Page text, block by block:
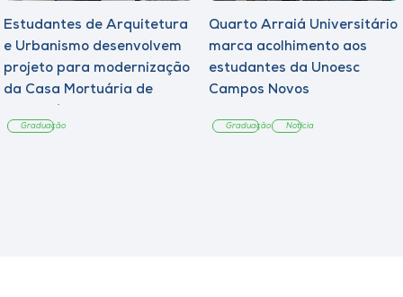
Estudantes de Arquitetura
e Urbanismo desenvolvem
projeto para modernização
da Casa Mortuária de
Graduação
Quarto Arraiá Universitário
marca acolhimento aos
estudantes da Unoesc
Campos Novos
Graduação Notícia